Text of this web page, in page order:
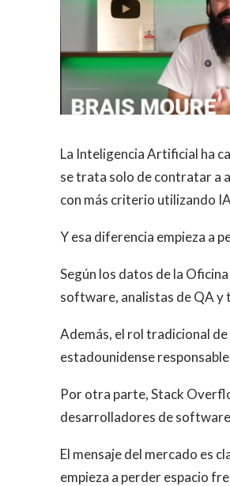
La Inteligencia Artificial ha
se trata solo de contratar a
con más criterio utilizando
Y esa diferencia empieza a
Según los datos de la
software, analistas de QA y
Además, el rol tradicional
estadounidense
Por otra parte, Stack
desarrolladores de
El mensaje del mercado es
empieza a perder espacio